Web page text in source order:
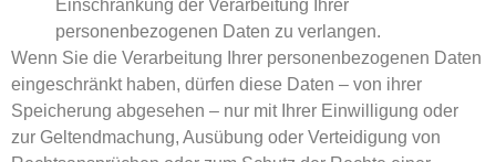
Einschränkung der Verarbeitung Ihrer
personenbezogenen Daten zu verlangen.
Wenn Sie die Verarbeitung Ihrer personenbezogenen Daten
eingeschränkt haben, dürfen diese Daten – von ihrer
Speicherung abgesehen – nur mit Ihrer Einwilligung oder
zur Geltendmachung, Ausübung oder Verteidigung von